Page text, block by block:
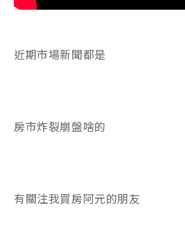
近期市場新聞都是
房市炸裂崩盤啥的
有關注我買房阿元的朋友